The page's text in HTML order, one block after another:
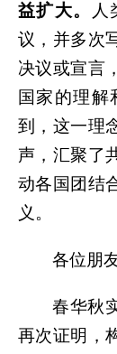
益扩大。
人
议，并多次
决议或宣言
国家的理解
到，这一理
声，汇聚了
动各国团结
义。
各位朋
春华秋
再次证明，